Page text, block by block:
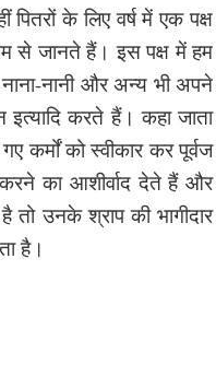
पितरों के लिए वर्ष में एक पक्ष
से जानते हैं। इस पक्ष में हम
नाना-नानी और अन्य भी अपने
इत्यादि करते हैं। कहा जाता
कर्मों को स्वीकार कर पूर्वज
का आशीर्वाद देते हैं और
है तो उनके श्राप की भागीदार
है।